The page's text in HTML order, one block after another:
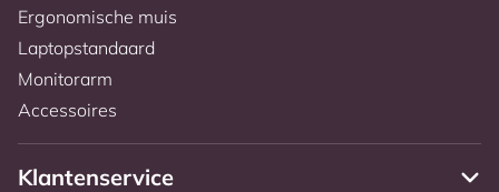
Ergonomische muis
Laptopstandaard
Monitorarm
Accessoires
Klantenservice